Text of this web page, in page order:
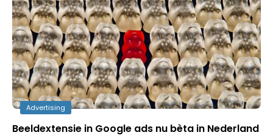
Advertising
Beeldextensie in Google ads nu bèta in Nederland